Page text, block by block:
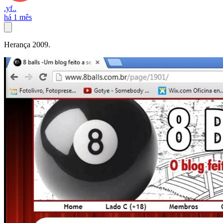
.yf..
há 1 mês
Herança 2009.